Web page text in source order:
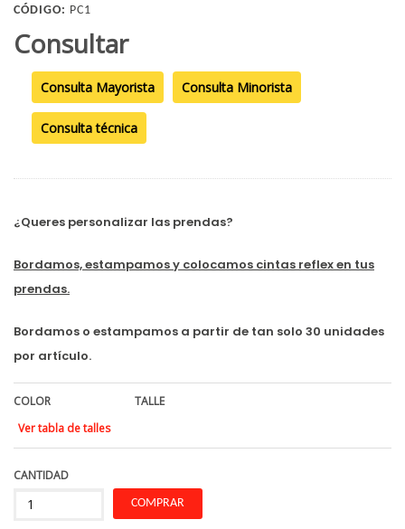
CÓDIGO: PC1
Consultar
Consulta Mayorista Consulta Minorista
Consulta técnica
¿Queres personalizar las prendas?
Bordamos, estampamos y colocamos cintas reflex en tus
prendas.
Bordamos o estampamos a partir de tan solo 30 unidades
por artículo.
COLOR
TALLE
Ver tabla de talles
CANTIDAD